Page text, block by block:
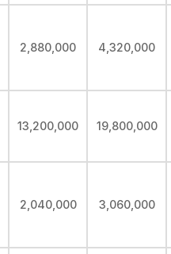
2,880,000 4,320,000
13,200,000 19,800,000
2,040,000 3,060,000